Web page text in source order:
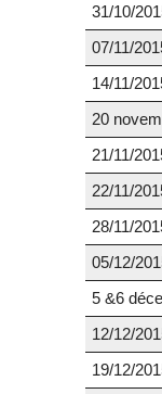
31/10/
07/11/
14/11/
20
21/11/
22/11/
28/11/
05/12/
5 &6
12/12/
19/12/